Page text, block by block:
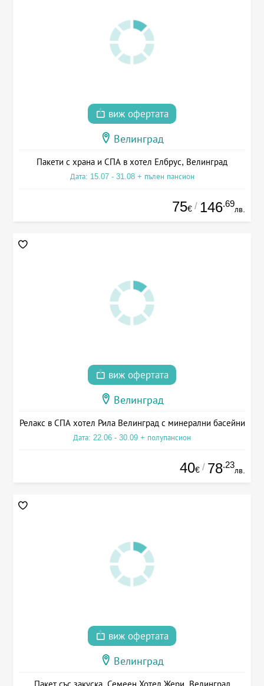
виж офертата
Велинград
Пакети с храна и СПА в хотел Елбрус, Велинград
Дата: 15.07 - 31.08 + пълен пансион
75€ / 146.69
лв.
виж офертата
Велинград
Релакс в СПА хотел Рила Велинград с минерални басейни
Дата: 22.06 - 30.09 + полупансион
40€ / 78.23
лв.
виж офертата
Велинград
Пакет със закуска, Семеен Хотел Жери, Велинград